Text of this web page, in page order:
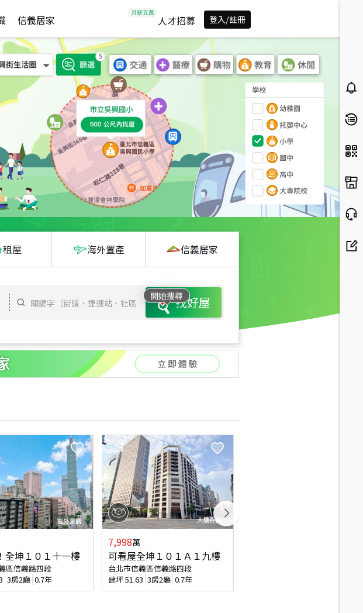
信義居家 人才招募 登入/註冊
租屋 海外置產 信義居家
開始搜尋
找好屋
全坤１０１十一樓
區信義路四段
3房2廳 0.7年
7,998萬
可看屋全坤１０１Ａ１九樓
台北市信義區信義路四段
建坪51.63 3房2廳 0.7年